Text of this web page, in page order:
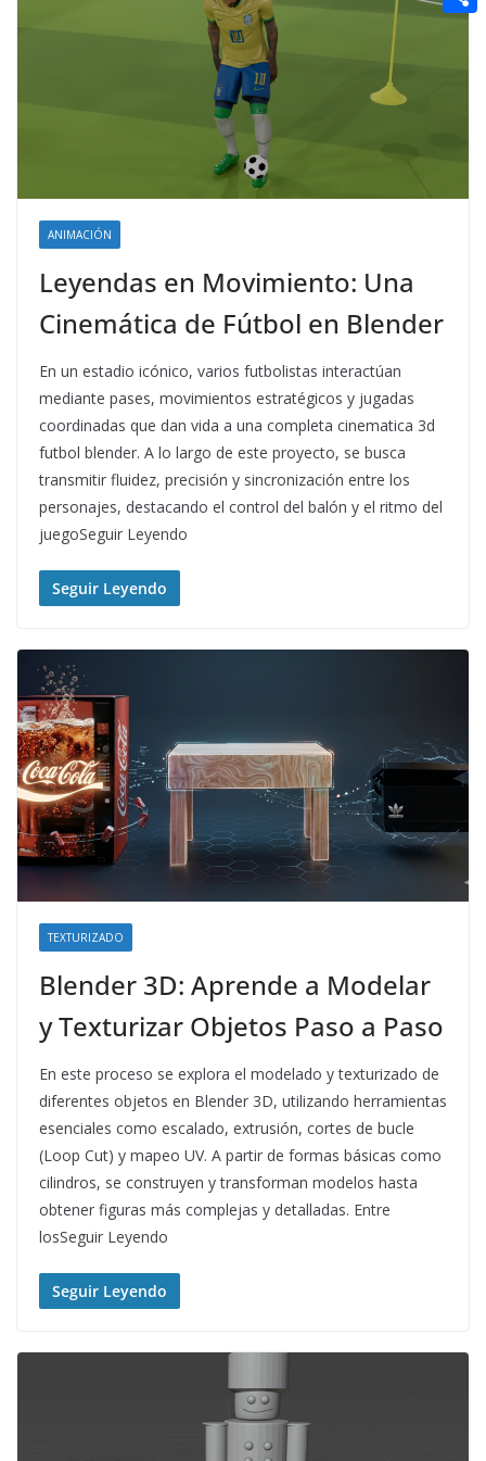
ANIMACIÓN
Leyendas en Movimiento: Una
Cinemática de Fútbol en Blender
En un estadio icónico, varios futbolistas interactúan
mediante pases, movimientos estratégicos y jugadas
coordinadas que dan vida a una completa cinematica 3d
futbol blender. A lo largo de este proyecto, se busca
transmitir fluidez, precisión y sincronización entre los
personajes, destacando el control del balón y el ritmo del
juegoSeguir Leyendo
Seguir Leyendo
TEXTURIZADO
Blender 3D: Aprende a Modelar
y Texturizar Objetos Paso a Paso
En este proceso se explora el modelado y texturizado de
diferentes objetos en Blender 3D, utilizando herramientas
esenciales como escalado, extrusión, cortes de bucle
(Loop Cut) y mapeo UV. A partir de formas básicas como
cilindros, se construyen y transforman modelos hasta
obtener figuras más complejas y detalladas. Entre
losSeguir Leyendo
Seguir Leyendo
n
a
r